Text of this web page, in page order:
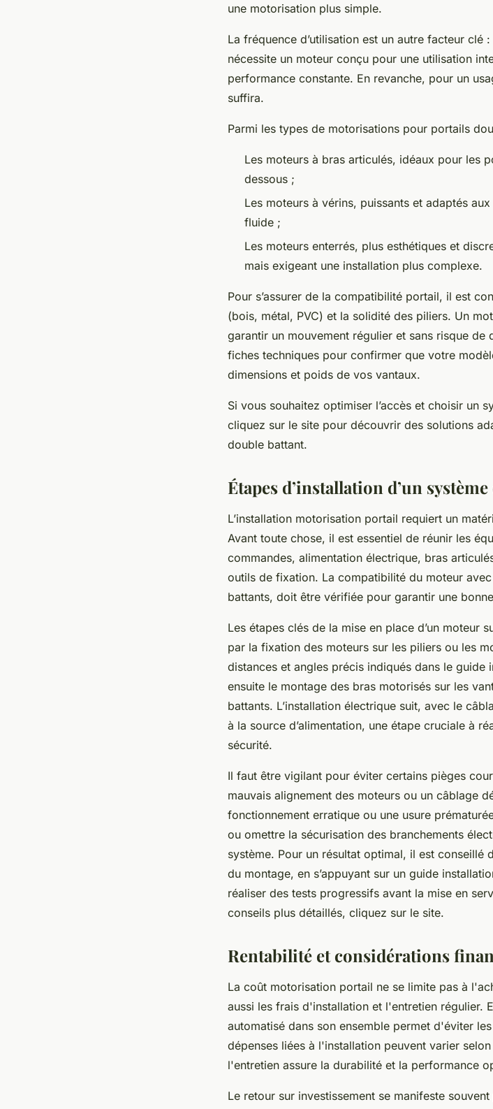
une motorisation plus simple.
La fréquence d’utilisation est un autre facteur
nécessite un moteur conçu pour une utilisation
performance constante. En revanche, pour un
suffira.
Parmi les types de motorisations pour portails
Les moteurs à bras articulés, idéaux pour les
dessous ;
Les moteurs à vérins, puissants et adaptés
fluide ;
Les moteurs enterrés, plus esthétiques et
mais exigeant une installation plus complexe.
Pour s’assurer de la compatibilité portail, il est
(bois, métal, PVC) et la solidité des piliers. Un
garantir un mouvement régulier et sans risque
fiches techniques pour confirmer que votre
dimensions et poids de vos vantaux.
Si vous souhaitez optimiser l’accès et choisir un
cliquez sur le site pour découvrir des solutions
double battant.
Étapes d’installation d’un
L’installation motorisation portail requiert un
Avant toute chose, il est essentiel de réunir les
commandes, alimentation électrique, bras
outils de fixation. La compatibilité du moteur
battants, doit être vérifiée pour garantir une
Les étapes clés de la mise en place d’un moteur
par la fixation des moteurs sur les piliers ou les
distances et angles précis indiqués dans le
ensuite le montage des bras motorisés sur les
battants. L’installation électrique suit, avec le
à la source d’alimentation, une étape cruciale à
sécurité.
Il faut être vigilant pour éviter certains pièges
mauvais alignement des moteurs ou un câblage
fonctionnement erratique ou une usure
ou omettre la sécurisation des branchements
système. Pour un résultat optimal, il est conseillé
du montage, en s’appuyant sur un guide
réaliser des tests progressifs avant la mise en
conseils plus détaillés, cliquez sur le site.
Rentabilité et considérations
La coût motorisation portail ne se limite pas à
aussi les frais d'installation et l'entretien régulier.
automatisé dans son ensemble permet d'éviter
dépenses liées à l'installation peuvent varier
l'entretien assure la durabilité et la performance
Le retour sur investissement se manifeste